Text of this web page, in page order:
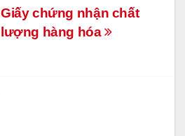
Giấy chứng nhận chất
lượng hàng hóa